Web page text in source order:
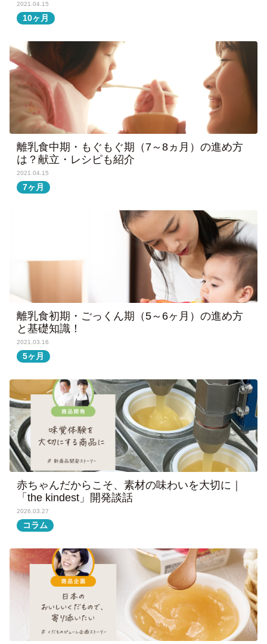
2021.04.15
10ヶ月
離乳食中期・もぐもぐ期（7～8ヵ月）の進め方
は？献立・レシピも紹介
2021.04.15
7ヶ月
離乳食初期・ごっくん期（5～6ヶ月）の進め方
と基礎知識！
2021.03.16
5ヶ月
赤ちゃんだからこそ、素材の味わいを大切に｜
「the kindest」開発談話
2026.03.27
コラム